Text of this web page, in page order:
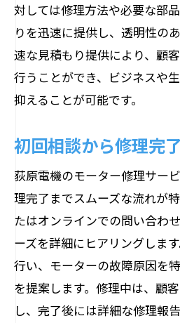
対しては修理方法や必要な部
りを迅速に提供し、透明性の
速な見積もり提供により、顧
行うことができ、ビジネスや
抑えることが可能です。
初回相談から修理完
荻原電機のモーター修理サー
理完了までスムーズな流れが
たはオンラインでの問い合わ
ーズを詳細にヒアリングしま
行い、モーターの故障原因を
を提案します。修理中は、顧
し、完了後には詳細な修理報